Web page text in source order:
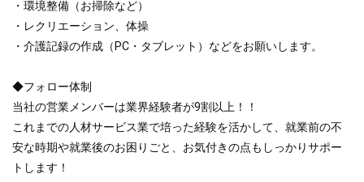
・環境整備（お掃除など）
・レクリエーション、体操
・介護記録の作成（PC・タブレット）などをお願いします。
◆フォロー体制
当社の営業メンバーは業界経験者が9割以上！！
これまでの人材サービス業で培った経験を活かして、就業前の不
安な時期や就業後のお困りごと、お気付きの点もしっかりサポー
トします！